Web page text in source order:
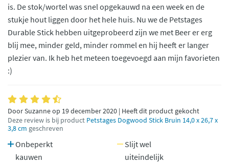
is. De stok/wortel was snel opgekauwd na een week en de
stukje hout liggen door het hele huis. Nu we de Petstages
Durable Stick hebben uitgeprobeerd zijn we met Beer er erg
blij mee, minder geld, minder rommel en hij heeft er langer
plezier van. Ik heb het meteen toegevoegd aan mijn favorieten
:)
Door Suzanne op 19 december 2020 | Heeft dit product gekocht
Deze review is bij product Petstages Dogwood Stick Bruin 14,0 x 26,7 x
3,8 cm geschreven
Onbeperkt
kauwen
Slijt wel
uiteindelijk